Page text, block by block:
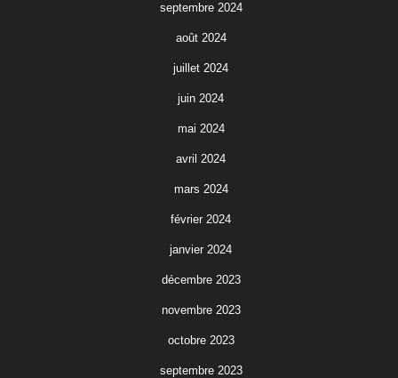
septembre 2024
août 2024
juillet 2024
juin 2024
mai 2024
avril 2024
mars 2024
février 2024
janvier 2024
décembre 2023
novembre 2023
octobre 2023
septembre 2023